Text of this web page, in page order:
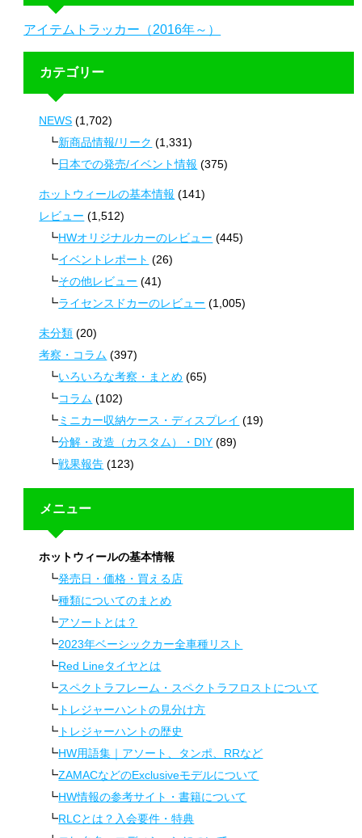
アイテムトラッカー（2016年～）
カテゴリー
NEWS (1,702)
新商品情報/リーク (1,331)
日本での発売/イベント情報 (375)
ホットウィールの基本情報 (141)
レビュー (1,512)
HWオリジナルカーのレビュー (445)
イベントレポート (26)
その他レビュー (41)
ライセンスドカーのレビュー (1,005)
未分類 (20)
考察・コラム (397)
いろいろな考察・まとめ (65)
コラム (102)
ミニカー収納ケース・ディスプレイ (19)
分解・改造（カスタム）・DIY (89)
戦果報告 (123)
メニュー
ホットウィールの基本情報
発売日・価格・買える店
種類についてのまとめ
アソートとは？
2023年ベーシックカー全車種リスト
Red Lineタイヤとは
スペクトラフレーム・スペクトラフロストについて
トレジャーハントの見分け方
トレジャーハントの歴史
HW用語集｜アソート、タンポ、RRなど
ZAMACなどのExclusiveモデルについて
HW情報の参考サイト・書籍について
RLCとは？入会要件・特典